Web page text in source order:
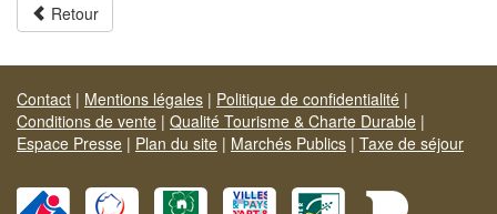
Retour
Contact | Mentions légales | Politique de confidentialité |
Conditions de vente | Qualité Tourisme & Charte Durable |
Espace Presse | Plan du site | Marchés Publics | Taxe de séjour